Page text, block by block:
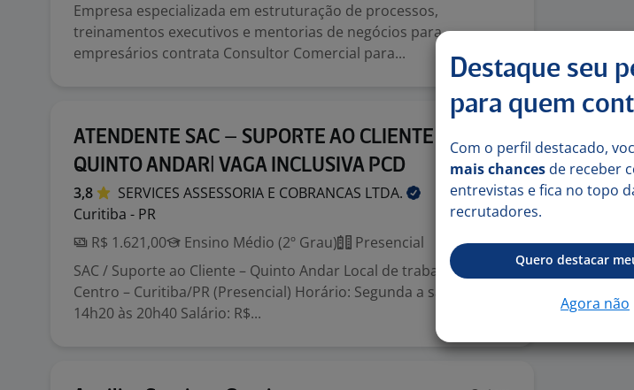
Empresa especializada em estruturação de processos,
treinamentos executivos e mentorias de negócios para
empresários contrata Consultor Comercial para...
ATENDENTE SAC – SUPORTE AO CLIENTE
QUINTO ANDAR| VAGA INCLUSIVA PCD
3,8 SERVICES ASSESSORIA E COBRANCAS LTDA.
Curitiba - PR
R$ 1.621,00
Ensino Médio (2º Grau)
Presencial
SAC / Suporte ao Cliente – Quinto Andar Local de trabalho:
Centro – Curitiba/PR (Presencial) Horário: Segunda a sábado, das
14h20 às 20h40 Salário: R$...
Destaque seu
para quem
Com o perfil destacado,
mais chances de receber
entrevistas e fica no topo
recrutadores.
Quero destacar
Agora não